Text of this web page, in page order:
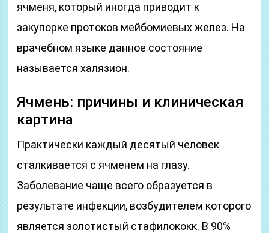
ячменя, который иногда приводит к
закупорке протоков мейбомиевых желез. На
врачебном языке данное состояние
называется халязион.
Ячмень: причины и клиническая
картина
Практически каждый десятый человек
сталкивается с ячменем на глазу.
Заболевание чаще всего образуется в
результате инфекции, возбудителем которого
является золотистый стафилококк. В 90%